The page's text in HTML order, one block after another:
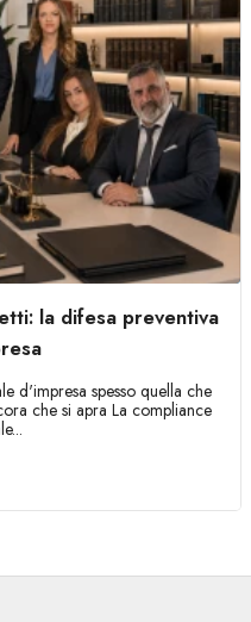
la difesa preventiva
d'impresa spesso quella che
che si apra La compliance